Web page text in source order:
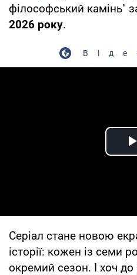
філософський камінь"
2026 року.
Серіал стане новою
історії: кожен із семи
окремий сезон. І хоч до